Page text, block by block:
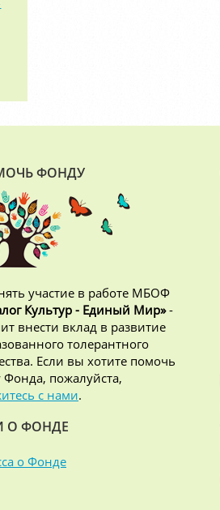
ФОНДУ
участие в работе МБОФ
Культур - Единый Мир»-
внести вклад в развитие
толерантного
Если вы хотите помочь
Фонда, пожалуйста,
с нами.
О ФОНДЕ
о Фонде